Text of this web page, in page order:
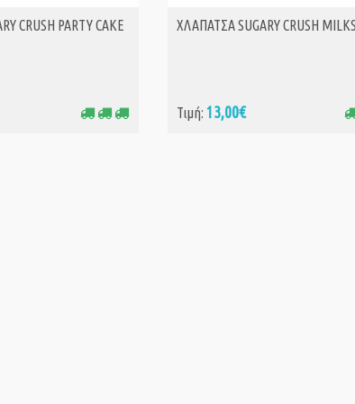
CRUSH PARTY CAKE ΑΓΟΡΑ
ΧΛΑΠΑΤΣΑ SUGARY CRUSH
Τιμή: 13,00€